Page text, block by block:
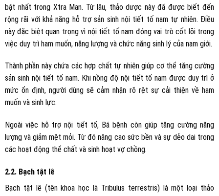
bật nhất trong Xtra Man. Từ lâu, thảo dược này đã được biết đến
rộng rãi với khả năng hỗ trợ sản sinh nội tiết tố nam tự nhiên. Điều
này đặc biệt quan trọng vì nội tiết tố nam đóng vai trò cốt lõi trong
việc duy trì ham muốn, năng lượng và chức năng sinh lý của nam giới.
Thành phần này chứa các hợp chất tự nhiên giúp cơ thể tăng cường
sản sinh nội tiết tố nam. Khi nồng độ nội tiết tố nam được duy trì ở
mức ổn định, người dùng sẽ cảm nhận rõ rệt sự cải thiện về ham
muốn và sinh lực.
Ngoài việc hỗ trợ nội tiết tố, Bá bệnh còn giúp tăng cường năng
lượng và giảm mệt mỏi. Từ đó nâng cao sức bền và sự dẻo dai trong
các hoạt động thể chất và sinh hoạt vợ chồng.
2.2. Bạch tật lê
Bạch tật lê (tên khoa học là Tribulus terrestris) là một loại thảo